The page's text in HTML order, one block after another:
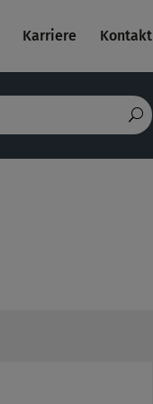
Karriere Kontakt